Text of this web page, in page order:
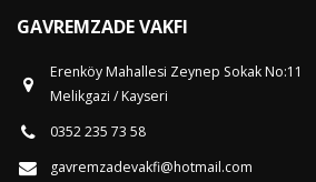
GAVREMZADE VAKFI
Erenköy Mahallesi Zeynep Sokak No:11
Melikgazi / Kayseri
0352 235 73 58
gavremzadevakfi@hotmail.com